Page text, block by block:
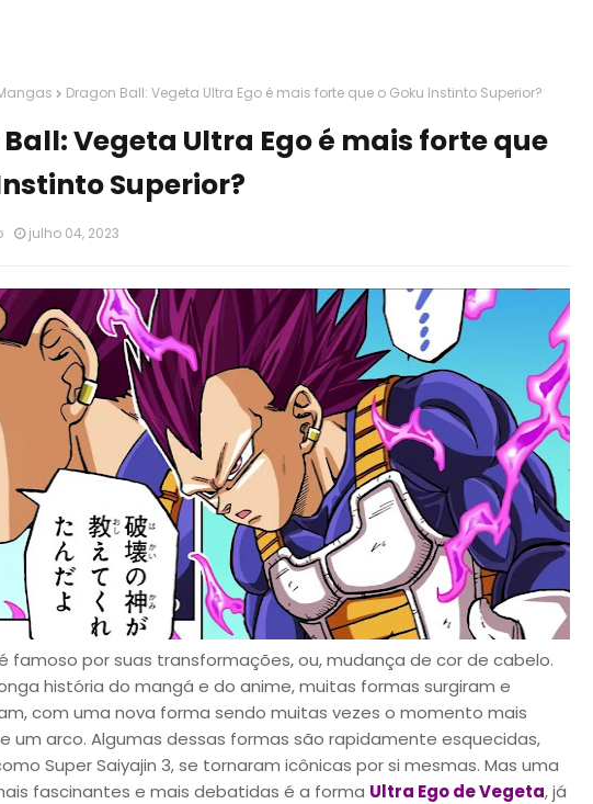
Dragon Ball: Vegeta Ultra Ego é mais forte que o Goku Instinto Superior?
Vegeta Ultra Ego é mais forte que
Superior?
julho 04, 2023
famoso por suas transformações, ou, mudança de cor de cabelo.
história do mangá e do anime, muitas formas surgiram e
com uma nova forma sendo muitas vezes o momento mais
um arco. Algumas dessas formas são rapidamente esquecidas,
Super Saiyajin 3, se tornaram icônicas por si mesmas. Mas uma
fascinantes e mais debatidas é a forma Ultra Ego de Vegeta, já